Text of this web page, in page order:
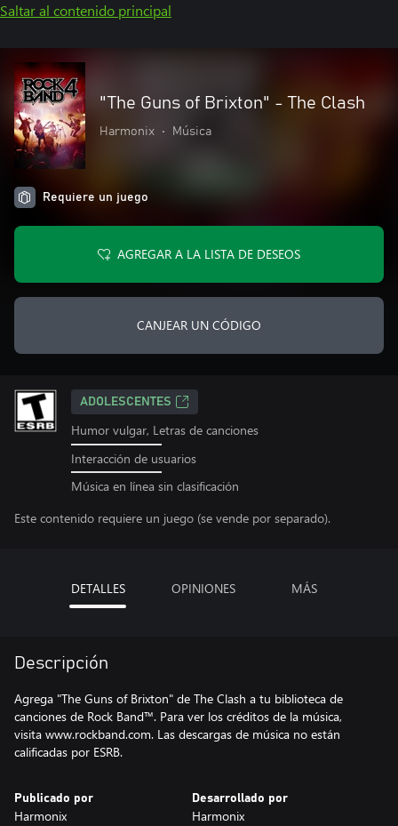
Saltar al contenido principal
"The Guns of Brixton" - The Clash
Harmonix • Música
Requiere un juego
AGREGAR A LA LISTA DE DESEOS
CANJEAR UN CÓDIGO
ADOLESCENTES
Humor vulgar, Letras de canciones
Interacción de usuarios
Música en línea sin clasificación
Este contenido requiere un juego (se vende por separado).
DETALLES OPINIONES MÁS
Descripción
Agrega "The Guns of Brixton" de The Clash a tu biblioteca de
canciones de Rock Band™. Para ver los créditos de la música,
visita www.rockband.com. Las descargas de música no están
calificadas por ESRB.
Publicado por
Harmonix
Desarrollado por
Harmonix